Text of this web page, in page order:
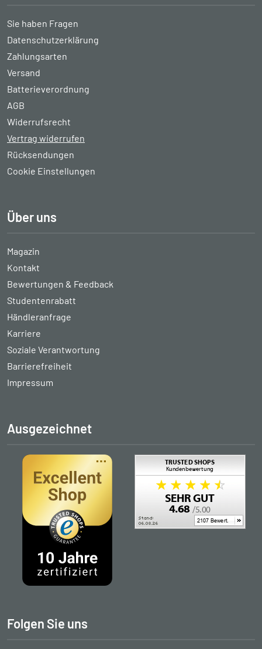
Sie haben Fragen
Datenschutzerklärung
Zahlungsarten
Versand
Batterieverordnung
AGB
Widerrufsrecht
Vertrag widerrufen
Rücksendungen
Cookie Einstellungen
Über uns
Magazin
Kontakt
Bewertungen & Feedback
Studentenrabatt
Händleranfrage
Karriere
Soziale Verantwortung
Barrierefreiheit
Impressum
Ausgezeichnet
Folgen Sie uns